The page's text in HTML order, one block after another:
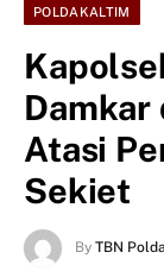
POLDAKALTIM
Damkar
Atasi
Sekiet
By TBN